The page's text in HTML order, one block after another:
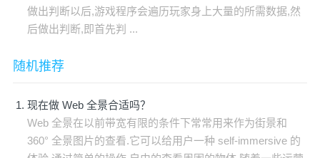
做出判断以后,游戏程序会遍历玩家身上大量的所需数据,然
后做出判断,即首先判 ...
随机推荐
现在做 Web 全景合适吗？
Web 全景在以前带宽有限的条件下常常用来作为街景和
360° 全景图片的查看.它可以给用户一种 self-immersive 的